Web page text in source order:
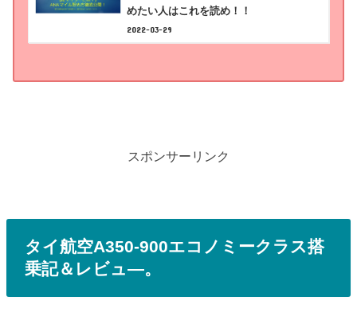
めたい人はこれを読め！！
2022-03-29
スポンサーリンク
タイ航空A350-900エコノミークラス搭
乗記＆レビュ―。